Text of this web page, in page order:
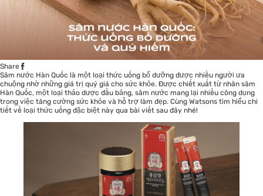
Share
Sâm nước Hàn Quốc là một loại thức uống bổ dưỡng được nhiều người ưa
chuộng nhờ những giá trị quý giá cho sức khỏe. Được chiết xuất từ nhân sâm
Hàn Quốc, một loại thảo dược đầu bảng, sâm nước mang lại nhiều công dụng
trong việc tăng cường sức khỏe và hỗ trợ làm đẹp. Cùng Watsons tìm hiểu chi
tiết về loại thức uống đặc biệt này qua bài viết sau đây nhé!